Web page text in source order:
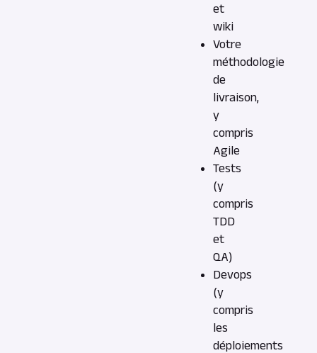
et
wiki
Votre
méthodologie
de
livraison,
y
compris
Agile
Tests
(y
compris
TDD
et
QA)
Devops
(y
compris
les
déploiements